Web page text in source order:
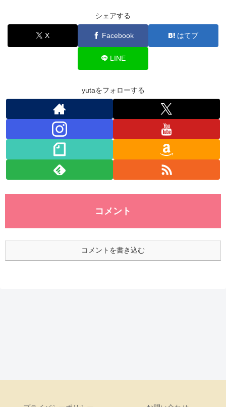
e
b
er
e
dI
at
s
A
p
p
ck
et
シェアする
X Facebook はてブ
LINE
yutaをフォローする
コメント
コメントを書き込む